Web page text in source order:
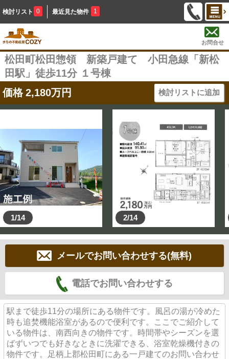
検討リスト 0 最近見た物件 1
お問合せ
松田町松田惣領 新築戸建て 小田急線「新松
田駅」徒歩11分 １号棟
価格 2,180万円 検討リストに追加
1/14 2/14
メールでお問い合わせする(無料)
電話でお問い合わせする
駅まで徒歩11分の場所にある物件です。風呂の湯が冷めた
時も追焚機能浴室があるので便利です。ここでご紹介して
いる物件は、南西向きの物件です。時間帯やシーズンを選
ばずいつでも好きなときに洗濯できる、浴室乾燥機付きの
物件です。足柄上郡松田町にある一戸建てのお問い合わせ